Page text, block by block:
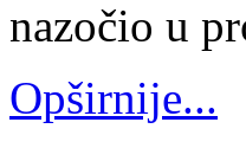
nazočio u
Opširnije...